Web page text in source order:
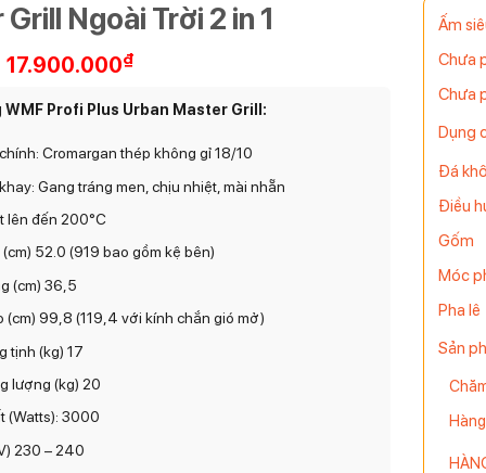
Ấm
Chưa
Chưa
Dụng
Đá
Điều
Gốm
Móc
Pha lê
Sản
Ngoài Trời 2 in 1
Giá
là:
17.900.000₫
tại
17.900.000₫.
WMF Profi Plus Urban Master Grill:
Cromargan thép không gỉ 18/10
Gang tráng men, chịu nhiệt, mài nhẵn
lên đến 200°C
52.0 (919 bao gồm kệ bên)
(cm) 36,5
(cm) 99,8 (119,4 với kính chắn gió mở)
tịnh (kg) 17
lượng (kg) 20
(Watts): 3000
230 – 240